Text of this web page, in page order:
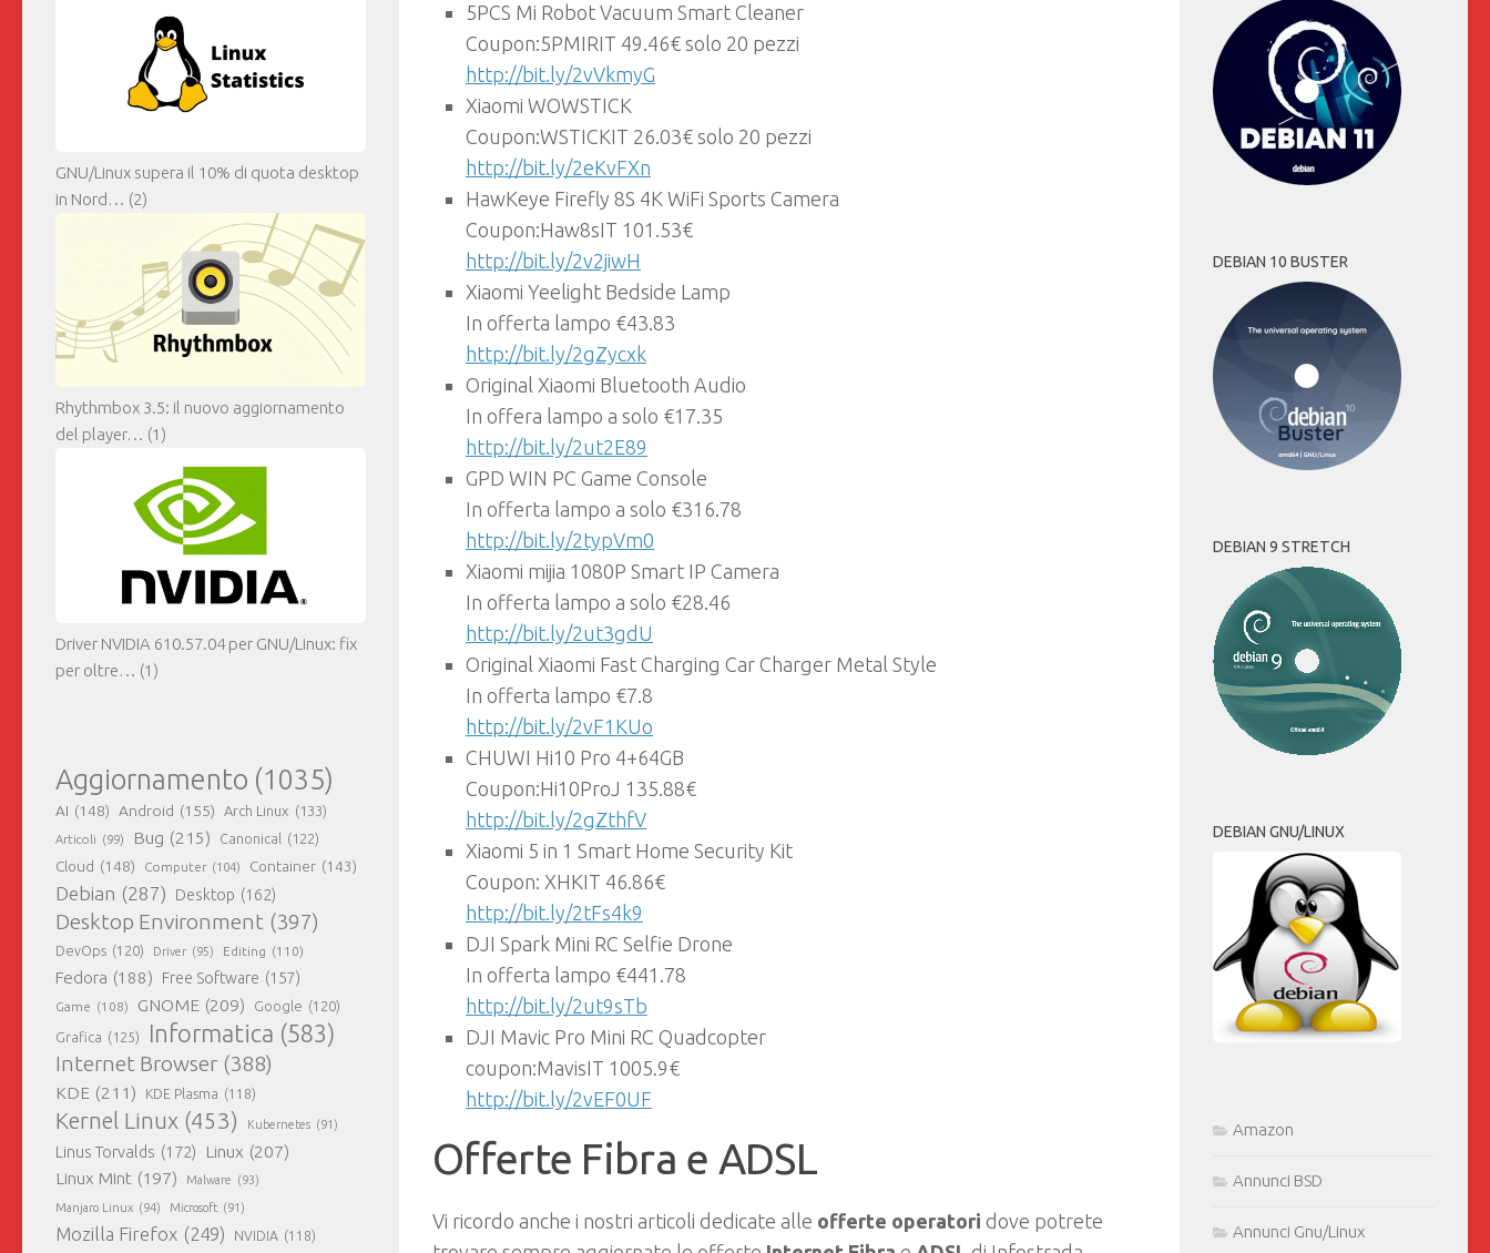
5PCS Mi Robot Vacuum Smart Cleaner
Coupon:5PMIRIT 49.46€ solo 20 pezzi
http://bit.ly/2vVkmyG
Xiaomi WOWSTICK
Coupon:WSTICKIT 26.03€ solo 20 pezzi
http://bit.ly/2eKvFXn
HawKeye Firefly 8S 4K WiFi Sports Camera
Coupon:Haw8sIT 101.53€
http://bit.ly/2v2jiwH
Xiaomi Yeelight Bedside Lamp
In offerta lampo €43.83
http://bit.ly/2gZycxk
Original Xiaomi Bluetooth Audio
In offera lampo a solo €17.35
http://bit.ly/2ut2E89
GPD WIN PC Game Console
In offerta lampo a solo €316.78
http://bit.ly/2typVm0
Xiaomi mijia 1080P Smart IP Camera
In offerta lampo a solo €28.46
http://bit.ly/2ut3gdU
Original Xiaomi Fast Charging Car Charger Metal Style
In offerta lampo €7.8
http://bit.ly/2vF1KUo
CHUWI Hi10 Pro 4+64GB
Coupon:Hi10ProJ 135.88€
http://bit.ly/2gZthfV
Xiaomi 5 in 1 Smart Home Security Kit
Coupon: XHKIT 46.86€
http://bit.ly/2tFs4k9
DJI Spark Mini RC Selfie Drone
In offerta lampo €441.78
http://bit.ly/2ut9sTb
DJI Mavic Pro Mini RC Quadcopter
coupon:MavisIT 1005.9€
http://bit.ly/2vEF0UF
Offerte Fibra e ADSL
Vi ricordo anche i nostri articoli dedicate alle offerte operatori dove potrete
GNU/Linux supera il 10% di quota desktop
in Nord… (2)
Rhythmbox 3.5: il nuovo aggiornamento
del player… (1)
Driver NVIDIA 610.57.04 per GNU/Linux: fix
per oltre… (1)
Aggiornamento (1035)
AI (148) Android (155) Arch Linux (133)
Articoli (99) Bug (215) Canonical (122)
Cloud (148) Computer (104) Container (143)
Debian (287) Desktop (162)
Desktop Environment (397)
DevOps (120) Driver (95) Editing (110)
Fedora (188) Free Software (157)
Game (108) GNOME (209) Google (120)
Grafica (125) Informatica (583)
Internet Browser (388)
KDE (211) KDE Plasma (118)
Kernel Linux (453) Kubernetes (91)
Linus Torvalds (172) Linux (207)
Linux Mint (197) Malware (93)
Manjaro Linux (94) Microsoft (91)
Mozilla Firefox (249) NVIDIA (118)
DEBIAN 10 BUSTER
DEBIAN 9 STRETCH
DEBIAN GNU/LINUX
Amazon
Annunci BSD
Annunci Gnu/Linux